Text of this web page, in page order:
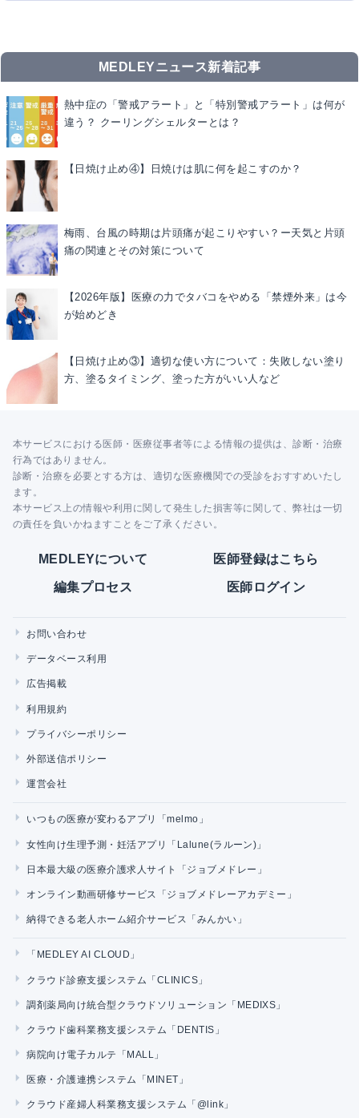
MEDLEYニュース新着記事
熱中症の「警戒アラート」と「特別警戒アラート」は何が
違う？ クーリングシェルターとは？
【日焼け止め④】日焼けは肌に何を起こすのか？
梅雨、台風の時期は片頭痛が起こりやすい？ー天気と片頭
痛の関連とその対策について
【2026年版】医療の力でタバコをやめる「禁煙外来」は今
が始めどき
【日焼け止め③】適切な使い方について：失敗しない塗り
方、塗るタイミング、塗った方がいい人など
本サービスにおける医師・医療従事者等による情報の提供は、診断・治療
行為ではありません。
診断・治療を必要とする方は、適切な医療機関での受診をおすすめいたし
ます。
本サービス上の情報や利用に関して発生した損害等に関して、弊社は一切
の責任を負いかねますことをご了承ください。
MEDLEYについて 医師登録はこちら
編集プロセス 医師ログイン
お問い合わせ
データベース利用
広告掲載
利用規約
プライバシーポリシー
外部送信ポリシー
運営会社
いつもの医療が変わるアプリ「melmo」
女性向け生理予測・妊活アプリ「Lalune(ラルーン)」
日本最大級の医療介護求人サイト「ジョブメドレー」
オンライン動画研修サービス「ジョブメドレーアカデミー」
納得できる老人ホーム紹介サービス「みんかい」
「MEDLEY AI CLOUD」
クラウド診療支援システム「CLINICS」
調剤薬局向け統合型クラウドソリューション「MEDIXS」
クラウド歯科業務支援システム「DENTIS」
病院向け電子カルテ「MALL」
医療・介護連携システム「MINET」
クラウド産婦人科業務支援システム「@link」